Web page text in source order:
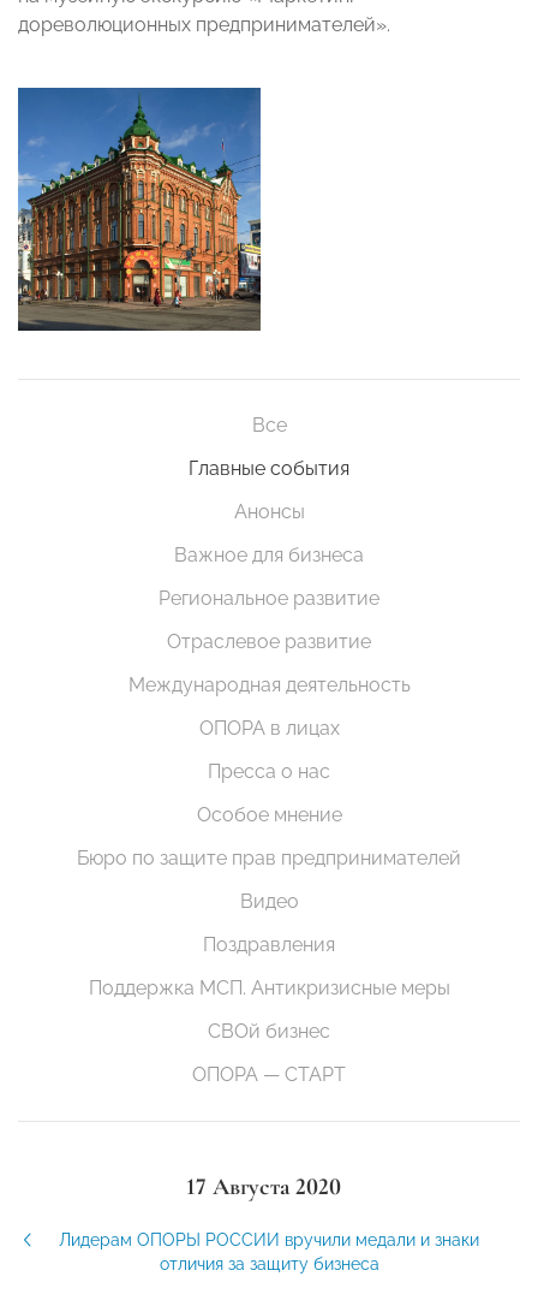
дореволюционных предпринимателей».
Все
Главные события
Анонсы
Важное для бизнеса
Региональное развитие
Отраслевое развитие
Международная деятельность
ОПОРА в лицах
Пресса о нас
Особое мнение
Бюро по защите прав предпринимателей
Видео
Поздравления
Поддержка МСП. Антикризисные меры
СВОй бизнес
ОПОРА — СТАРТ
17 Августа 2020
Лидерам ОПОРЫ РОССИИ вручили медали и знаки
отличия за защиту бизнеса